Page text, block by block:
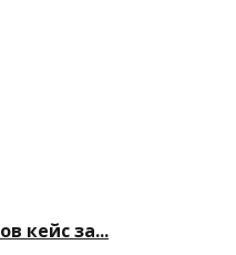
кейс за...